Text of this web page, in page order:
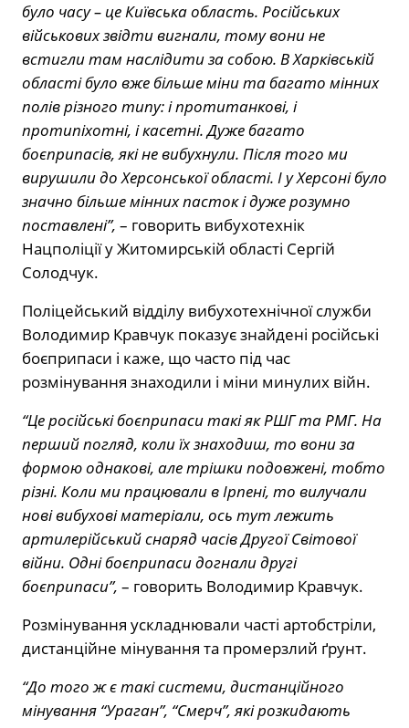
було часу – це Київська область. Російських
військових звідти вигнали, тому вони не
встигли там наслідити за собою. В Харківській
області було вже більше міни та багато мінних
полів різного типу: і протитанкові, і
протипіхотні, і касетні. Дуже багато
боєприпасів, які не вибухнули. Після того ми
вирушили до Херсонської області. І у Херсоні було
значно більше мінних пасток і дуже розумно
поставлені”, – говорить вибухотехнік
Нацполіції у Житомирській області Сергій
Солодчук.
Поліцейський відділу вибухотехнічної служби
Володимир Кравчук показує знайдені російські
боєприпаси і каже, що часто під час
розмінування знаходили і міни минулих війн.
“Це російські боєприпаси такі як РШГ та РМГ. На
перший погляд, коли їх знаходиш, то вони за
формою однакові, але трішки подовжені, тобто
різні. Коли ми працювали в Ірпені, то вилучали
нові вибухові матеріали, ось тут лежить
артилерійський снаряд часів Другої Світової
війни. Одні боєприпаси догнали другі
боєприпаси”, – говорить Володимир Кравчук.
Розмінування ускладнювали часті артобстріли,
дистанційне мінування та промерзлий ґрунт.
“До того ж є такі системи, дистанційного
мінування “Ураган”, “Смерч”, які розкидають